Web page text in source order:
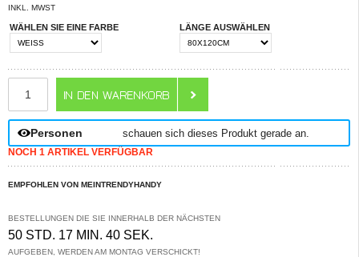
INKL. MWST
WÄHLEN SIE EINE FARBE LÄNGE AUSWÄHLEN
Personen schauen sich dieses Produkt gerade an.
NOCH 1 ARTIKEL VERFÜGBAR
EMPFOHLEN VON MEINTRENDYHANDY
BESTELLUNGEN DIE SIE INNERHALB DER NÄCHSTEN
50 STD. 17 MIN. 40 SEK.
AUFGEBEN, WERDEN AM MONTAG VERSCHICKT!